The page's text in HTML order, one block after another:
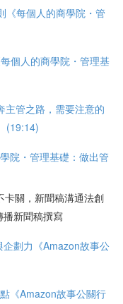
《每個人的商學院・管
個人的商學院・管理基
主管之路，需要注意的
(19:14)
院・管理基礎：做出管
卡關，新聞稿溝通法創
新聞稿撰寫
劃力《Amazon故事公
《Amazon故事公關行